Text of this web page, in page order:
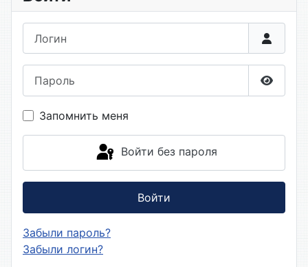
Запомнить меня
Войти без пароля
Войти
Забыли пароль?
Забыли логин?